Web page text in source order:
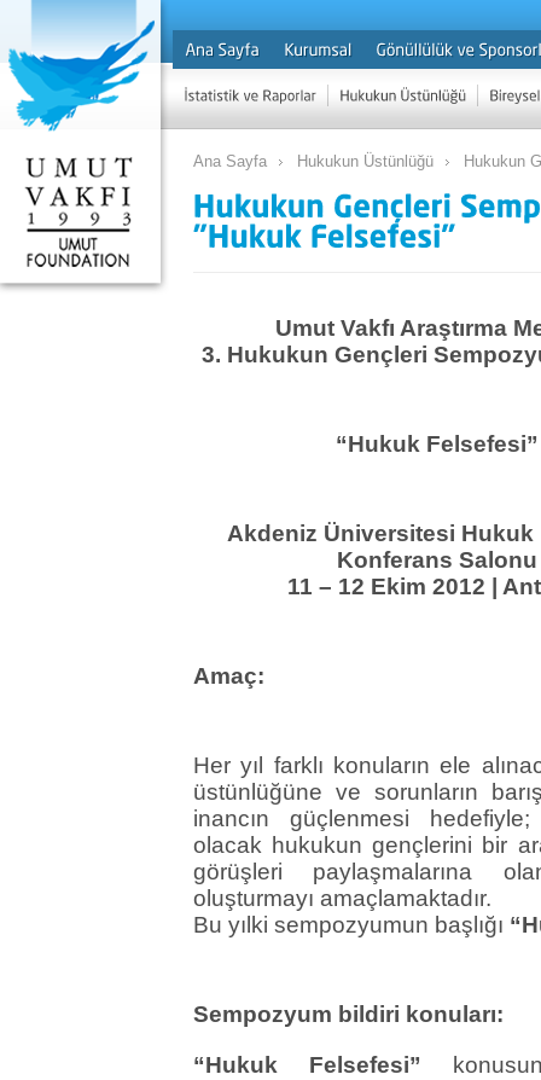
Ana Sayfa Hukukun Üstünlüğü Hukukun
Umut Vakfı Araştırma
3. Hukukun Gençleri
“Hukuk Felsefesi”
Akdeniz Üniversitesi
Konferans Salonu
11 – 12 Ekim 2012 |
Amaç:
Her yıl farklı konuların ele
üstünlüğüne ve sorunların
inancın güçlenmesi
olacak hukukun gençlerini bir
görüşleri paylaşmalarına
oluşturmayı amaçlamaktadır.
Bu yılki sempozyumun başlığı
Sempozyum bildiri konuları:
“Hukuk Felsefesi”